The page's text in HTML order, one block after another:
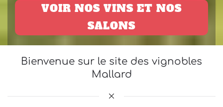
VOIR NOS VINS ET NOS
SALONS
Bienvenue sur le site des vignobles
Mallard